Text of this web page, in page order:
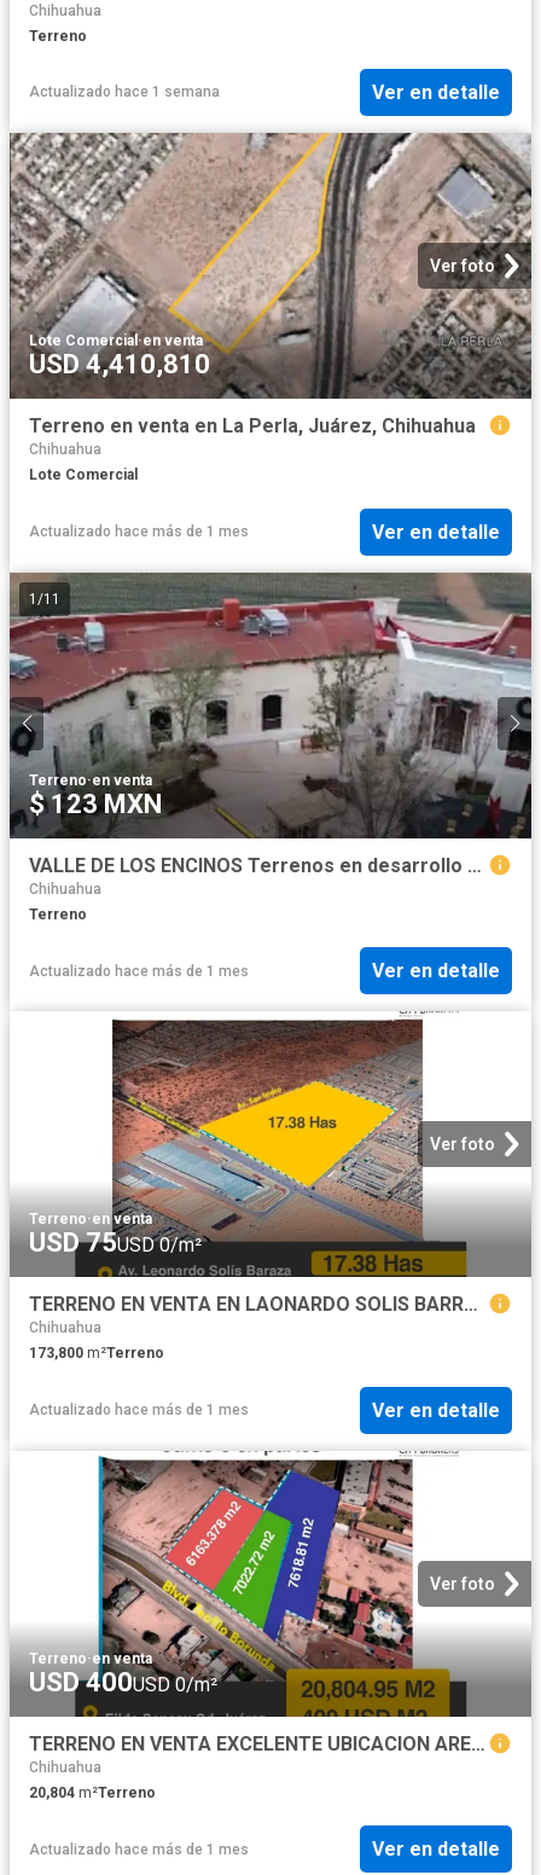
Chihuahua
Terreno
Actualizado hace 1 semana Ver en detalle
Ver foto
Lote Comercial ·en venta
USD 4,410,810
Terreno en venta en La Perla, Juárez, Chihuahua
Chihuahua
Lote Comercial
Actualizado hace más de 1 mes Ver en detalle
1 /11
Terreno·en venta
$ 123 MXN
VALLE DE LOS ENCINOS Terrenos en desarrollo estilo toscano
Chihuahua
Terreno
Actualizado hace más de 1 mes Ver en detalle
Ver foto
Terreno·en venta
USD 75USD 0/m²
TERRENO EN VENTA EN LAONARDO SOLIS BARRAZA
Chihuahua
173,800 m²Terreno
Actualizado hace más de 1 mes Ver en detalle
Ver foto
Terreno·en venta
USD 400USD 0/m²
TERRENO EN VENTA EXCELENTE UBICACION AREA SENECU
Chihuahua
20,804 m²Terreno
Actualizado hace más de 1 mes Ver en detalle